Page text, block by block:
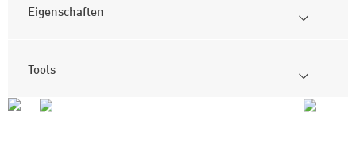
Eigenschaften
Tools